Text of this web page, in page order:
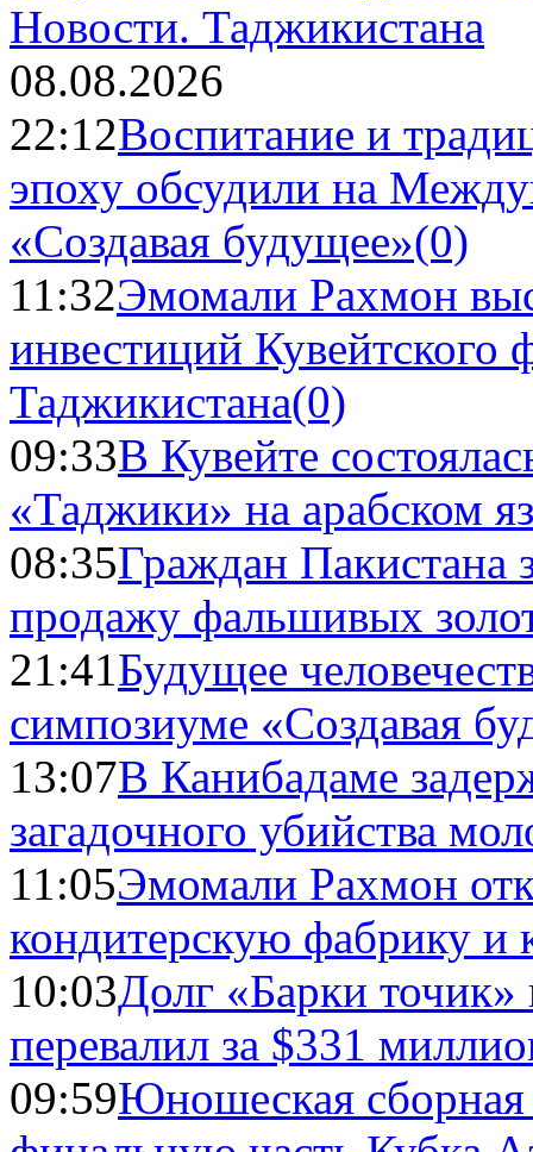
Новости. Таджикистана
08.08.2026
22:12Воспитание и
эпоху обсудили на
«Создавая будущее»(0)
11:32Эмомали Рахмон
инвестиций Кувейтского
Таджикистана(0)
09:33В Кувейте
«Таджики» на арабском
08:35Граждан Пакистана
продажу фальшивых
21:41Будущее
симпозиуме «Создавая
13:07В Канибадаме
загадочного убийства
11:05Эмомали Рахмон
кондитерскую фабрику и
10:03Долг «Барки
перевалил за $331
09:59Юношеская